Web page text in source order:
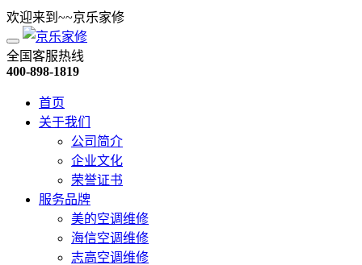
欢迎来到~~京乐家修
全国客服热线
400-898-1819
首页
关于我们
公司简介
企业文化
荣誉证书
服务品牌
美的空调维修
海信空调维修
志高空调维修